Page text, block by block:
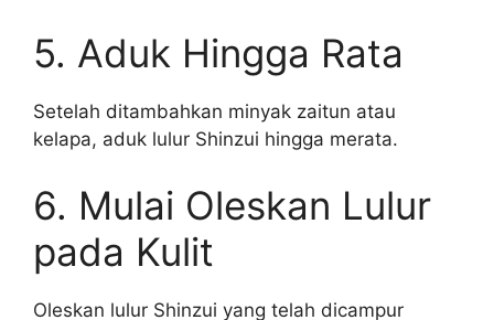
5. Aduk Hingga Rata
Setelah ditambahkan minyak zaitun atau
kelapa, aduk lulur Shinzui hingga merata.
6. Mulai Oleskan Lulur
pada Kulit
Oleskan lulur Shinzui yang telah dicampur